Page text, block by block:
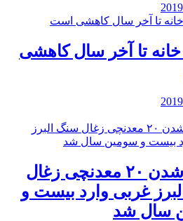
تا آخر سال کاهشی
کشته شدن ۲۰ معدنچی زغال
غربی وارد بیست و
سال شد